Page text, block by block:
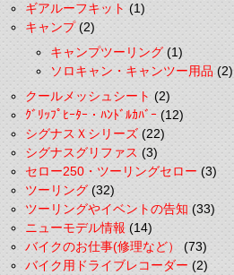
ギアルーフキット(1)
キャンプ(2)
キャンプツーリング(1)
ソロキャン・キャンツー用品(2)
クールメッシュシート(2)
ｸﾞﾘｯﾌﾟﾋｰﾀｰ・ﾊﾝﾄﾞﾙｶﾊﾞｰ(12)
シグナスＸシリーズ(22)
シグナスグリファス(3)
セロー250・ツーリングセロー(3)
ツーリング(32)
ツーリングやイベントの告知(33)
ニューモデル情報(14)
バイクのお仕事(修理など）(73)
バイク用ドライブレコーダー(2)